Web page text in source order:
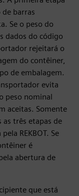
barras
Se o peso do
dados do código
rejeitará o
do contêiner,
de embalagem.
evita
peso nominal
aceitas. Somente
as três etapas de
REKBOT. Se
é
abertura de
que está